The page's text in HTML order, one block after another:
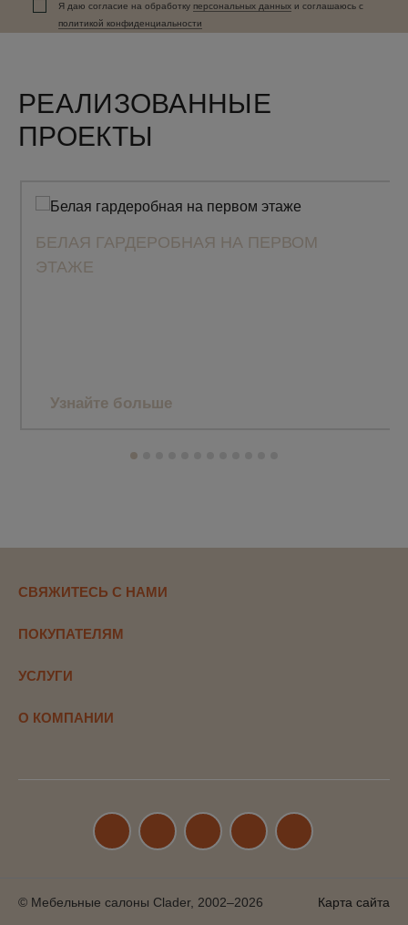
Я даю согласие на обработку персональных данныx и соглашаюсь c
политикой конфиденциальности
РЕАЛИЗОВАННЫЕ
ПРОЕКТЫ
БЕЛАЯ ГАРДЕРОБНАЯ НА ПЕРВОМ
ЭТАЖЕ
Узнайте больше
СВЯЖИТЕСЬ С НАМИ
ПОКУПАТЕЛЯМ
УСЛУГИ
О КОМПАНИИ
© Мебельные салоны Clader, 2002–2026 Карта сайта